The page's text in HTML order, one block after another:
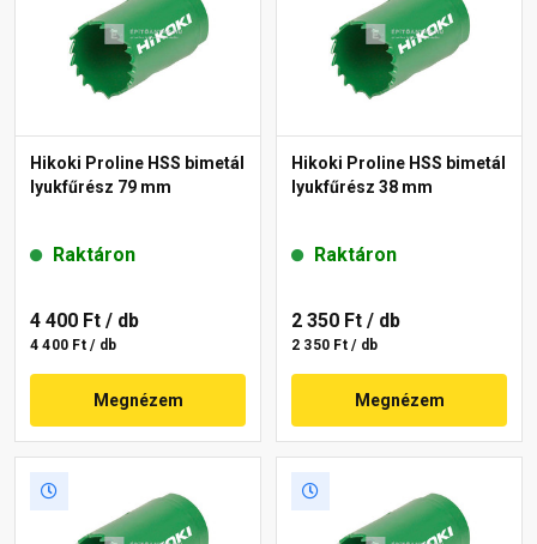
Hikoki Proline HSS bimetál
lyukfűrész 79 mm
Raktáron
4 400 Ft / db
4 400 Ft / db
Megnézem
Hikoki Proline HSS bimetál
lyukfűrész 38 mm
Raktáron
2 350 Ft / db
2 350 Ft / db
Megnézem